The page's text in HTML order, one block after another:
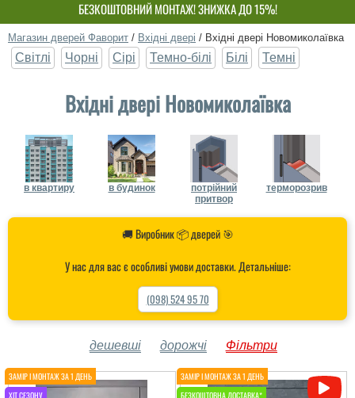
БЕЗКОШТОВНИЙ МОНТАЖ! ЗНИЖКА ДО 15%!
ВЛАСНЕ ВИРОБНИЦТВО-НЕ ПЕРЕПЛАЧУЙ!
Магазин дверей Фаворит / Вхідні двері / Вхідні двері Новомиколаївка
Світлі Чорні Сірі Темно-білі Білі Темні
Вхідні двері Новомиколаївка
в квартиру в будинок
потрійний
притвор
терморозрив
🚚 Виробник 📦 дверей 🎯
У нас для вас є особливі умови доставки. Детальніше:
(098) 524 95 70
дешевші дорожчі Фільтри